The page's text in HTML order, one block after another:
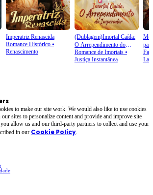
Imperatriz Renascida
Romance Histórico⦁
Renascimento
(Dublagem)Imortal Caída:
O Arrependimento do
Imperador
Romance de Imortais⦁
Justiça Instantânea
to make our site work. We would also like to use cookies
sites to personalize content and provide and improve site
allow us and our third-party partners to collect and use your
in our Cookie Policy.